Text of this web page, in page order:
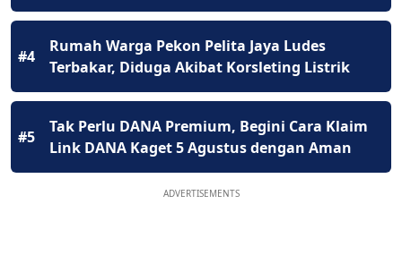
#4
Rumah Warga Pekon Pelita Jaya Ludes
Terbakar, Diduga Akibat Korsleting Listrik
#5
Tak Perlu DANA Premium, Begini Cara Klaim
Link DANA Kaget 5 Agustus dengan Aman
ADVERTISEMENTS